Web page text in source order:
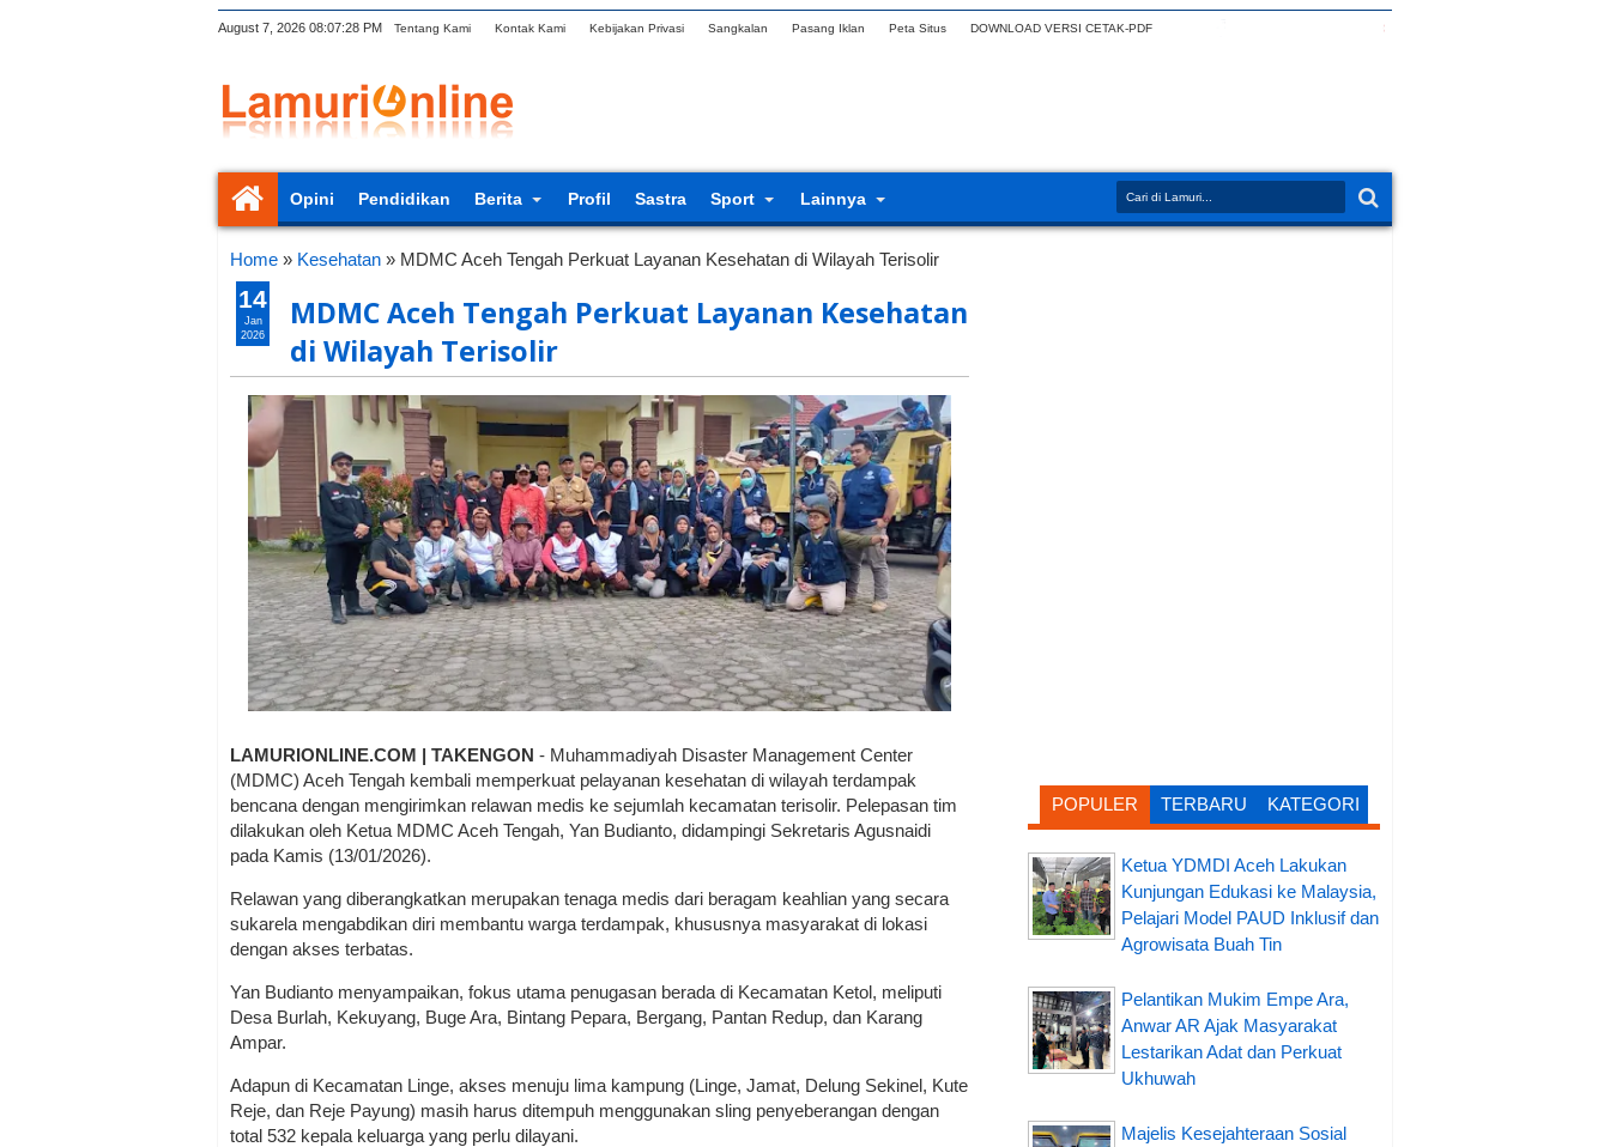
August 7, 2026 08:07:29 PM Tentang Kami Kontak Kami Kebijakan Privasi Sangkalan Pasang Iklan Peta Situs DOWNLOAD VERSI CETAK-PDF
Opini Pendidikan Berita Profil Sastra Sport Lainnya
Home » Kesehatan » MDMC Aceh Tengah Perkuat Layanan Kesehatan di Wilayah Terisolir
MDMC Aceh Tengah Perkuat Layanan Kesehatan
di Wilayah Terisolir
LAMURIONLINE.COM | TAKENGON - Muhammadiyah Disaster Management Center
(MDMC) Aceh Tengah kembali memperkuat pelayanan kesehatan di wilayah terdampak
bencana dengan mengirimkan relawan medis ke sejumlah kecamatan terisolir. Pelepasan tim
dilakukan oleh Ketua MDMC Aceh Tengah, Yan Budianto, didampingi Sekretaris Agusnaidi
pada Kamis (13/01/2026).
Relawan yang diberangkatkan merupakan tenaga medis dari beragam keahlian yang secara
sukarela mengabdikan diri membantu warga terdampak, khususnya masyarakat di lokasi
dengan akses terbatas.
Yan Budianto menyampaikan, fokus utama penugasan berada di Kecamatan Ketol, meliputi
Desa Burlah, Kekuyang, Buge Ara, Bintang Pepara, Bergang, Pantan Redup, dan Karang
Ampar.
Adapun di Kecamatan Linge, akses menuju lima kampung (Linge, Jamat, Delung Sekinel, Kute
Reje, dan Reje Payung) masih harus ditempuh menggunakan sling penyeberangan dengan
total 532 kepala keluarga yang perlu dilayani.
14
Jan
2026
POPULER TERBARU KATEGORI
Ketua YDMDI Aceh Lakukan
Kunjungan Edukasi ke Malaysia,
Pelajari Model PAUD Inklusif dan
Agrowisata Buah Tin
Pelantikan Mukim Empe Ara,
Anwar AR Ajak Masyarakat
Lestarikan Adat dan Perkuat
Ukhuwah
Majelis Kesejahteraan Sosial